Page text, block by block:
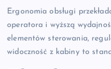
Ergonomia obsługi
operatora i wyższą
elementów sterowania,
widoczność z kabiny to